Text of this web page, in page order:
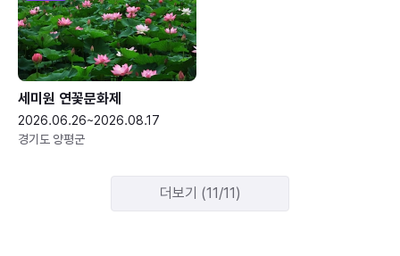
세미원 연꽃문화제
2026.06.26~2026.08.17
경기도 양평군
더보기 (11/11)